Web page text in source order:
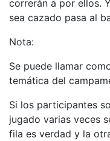
correrán a por ellos.
sea cazado pasa al
Nota:
Se puede llamar
temática del
Si los participantes
jugado varias veces
fila es verdad y la